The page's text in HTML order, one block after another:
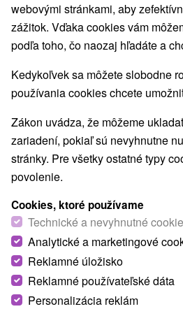
E +17° 22' 21.96''
Turistický región
Západné Slovensko, Dolné
webovými stránkami, aby
zážitok. Vďaka cookies vám
podľa toho, čo naozaj hľadáte a
Kedykoľvek sa môžete slobodne
používania cookies chcete
Zákon uvádza, že môžeme
zariadení, pokiaľ sú nevyhnutne
stránky. Pre všetky ostatné typy
povolenie.
Cookies, ktoré používame
Technické a nevyhnutné
Analytické a marketingové
Reklamné úložisko
Reklamné používateľské dáta
Personalizácia reklám